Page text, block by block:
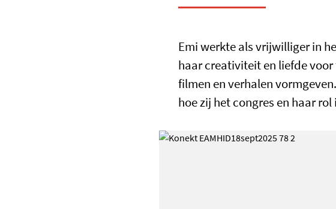
Emi werkte als vrijwilliger in
haar creativiteit en liefde
filmen en verhalen
hoe zij het congres en haar